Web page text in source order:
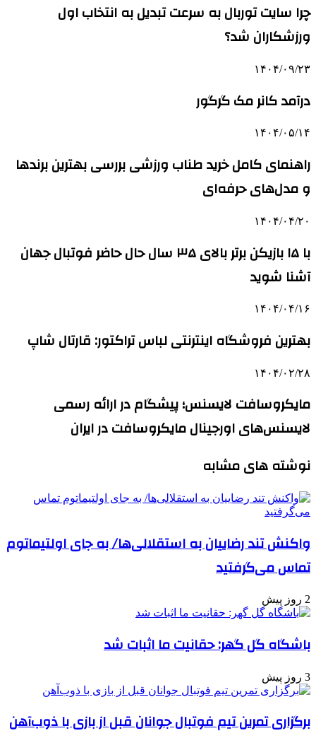
چرا سایت توربال به ‌سرعت تبدیل به انتخاب اول
ورزشکاران شد؟
۱۴۰۴/۰۹/۲۳
درآمد کانر مک گرگور
۱۴۰۴/۰۵/۱۴
راهنمای کامل خرید طناب ورزشی بررسی بهترین برندها
و مدل‌های حرفه‌ای
۱۴۰۴/۰۴/۲۰
با ۱۵ بازیکن برتر بالای ۳۵ سال حال حاضر فوتبال جهان
آشنا شوید
۱۴۰۴/۰۴/۱۶
بهترین فروشگاه اینترنتی لباس تراکتور: قارتال شاپ
۱۴۰۴/۰۲/۲۸
مایکروسافت لایسنس؛ پیشگام در ارائه رسمی
لایسنس‌های اورجینال مایکروسافت در ایران
نوشته های مشابه
واکنش تند رضاییان به استقلالی‌ها/ به جای اولتیماتوم
تماس می‌گرفتید
2 روز پیش
باشگاه گل گهر: حقانیت ما اثبات شد
3 روز پیش
برگزاری تمرین تیم فوتبال جوانان قبل از بازی با ذوب‌آهن